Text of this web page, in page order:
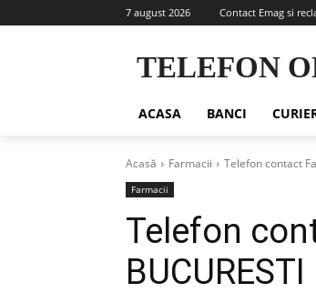
7 august 2026 Contact Emag si
TELEFON
ACASA BANCI
Acasă Farmacii Telefon contact
Farmacii
Telefon
BUCURESTI